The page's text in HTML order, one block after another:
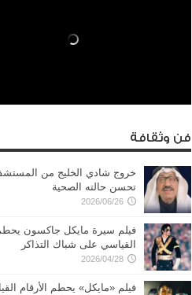
فن وثقافة
خروج شادي الخليج من
تحسن حالته الصحية
2026/06/26
فيلم سيرة مايكل جاكسون
القياسي على شباك التذاكر
2026/04/28
فيلم «مايكل» يحطم الأرقام